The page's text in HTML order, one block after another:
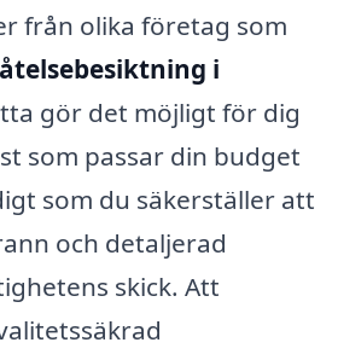
från olika företag som
i
gör det möjligt för dig
som passar din budget
som du säkerställer att
och detaljerad
skick. Att